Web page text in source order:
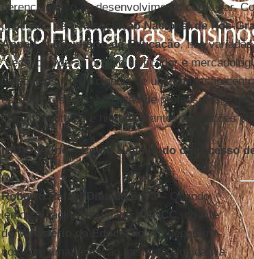
gerenciamento do desenvolvimento curricular.
publicado pelaAssociação Nacional de Pós-
Anped, oMinistério da Educação, nas
“cedendo voz ao projeto unificador e
tendências internacionais de uniformização/
escala + responsabilização de professores e
complementares e hierarquizantes avaliações
IHU On-Line – Como avalia todo o processo
Roberto Rafael Dias da Silva –Quando
lemos a página destinada àBNCC
, no site
doMinistério da Educação [4], deparamo-
nos com uma definição bastante elucidativa